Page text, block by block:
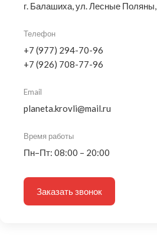
г. Балашиха, ул. Лесные
Телефон
+7 (977) 294-70-96
+7 (926) 708-77-96
Email
planeta.krovli@mail.ru
Время работы
Пн–Пт: 08:00 – 20:00
Заказать звонок